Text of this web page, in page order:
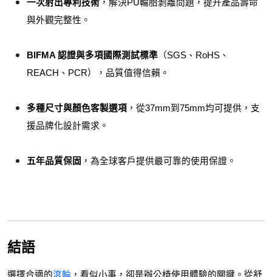
一次射出專利技術 ，解決PU輪胎剝離問題，提升產品壽命
與外觀完整性。
BIFMA 認證與多項國際測試標準 （SGS、RoHS、
REACH、PCR），品質值得信賴。
多種尺寸與顏色客製選項 ，從37mm到75mm均可提供，支
援品牌化設計需求。
五年品質保固 ，為全球客戶提供最可靠的使用保證。
結語
選擇合適的滾輪 ，看似小事，卻是辦公椅使用體驗的關鍵。從舒